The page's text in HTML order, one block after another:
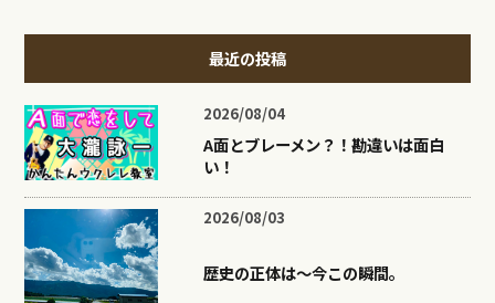
最近の投稿
2026/08/04
A面とブレーメン？！勘違いは面白
い！
2026/08/03
歴史の正体は〜今この瞬間。